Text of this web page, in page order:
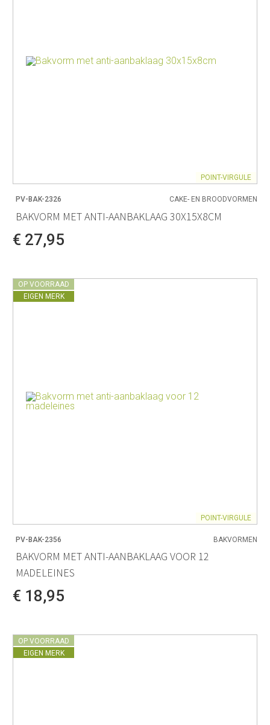
POINT-VIRGULE
PV-BAK-2326 CAKE- EN BROODVORMEN
BAKVORM MET ANTI-AANBAKLAAG 30X15X8CM
€ 27,95
OP VOORRAAD
EIGEN MERK
POINT-VIRGULE
PV-BAK-2356 BAKVORMEN
BAKVORM MET ANTI-AANBAKLAAG VOOR 12
MADELEINES
€ 18,95
OP VOORRAAD
EIGEN MERK